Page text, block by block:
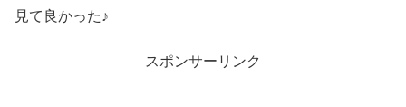
見て良かった♪
スポンサーリンク